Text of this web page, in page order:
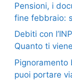
Pensioni, i
fine febbraio:
Debiti con
Quanto ti
Pignoramento
puoi portare